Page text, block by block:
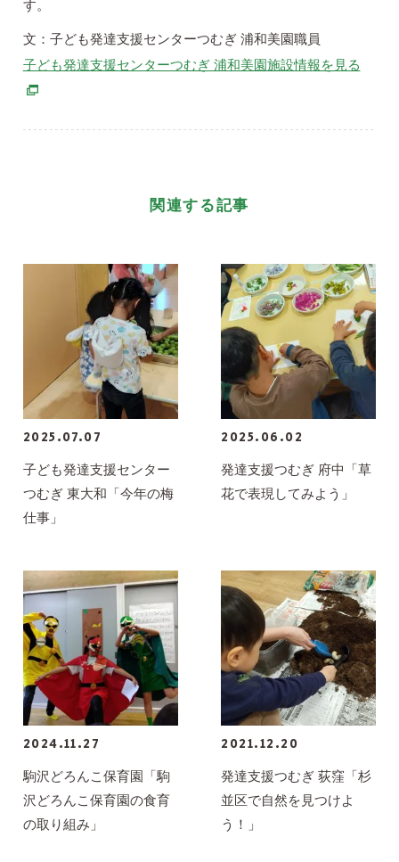
す。
文：子ども発達支援センターつむぎ 浦和美園職員
子ども発達支援センターつむぎ 浦和美園施設情報を見る
関連する記事
2025.07.07
子ども発達支援センター
つむぎ 東大和「今年の梅
仕事」
2025.06.02
発達支援つむぎ 府中「草
花で表現してみよう」
2024.11.27
駒沢どろんこ保育園「駒
沢どろんこ保育園の食育
の取り組み」
2021.12.20
発達支援つむぎ 荻窪「杉
並区で自然を見つけよ
う！」